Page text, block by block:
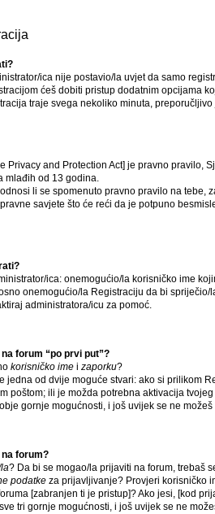
ica nije postavio/la uvjet da samo
ćeš dobiti pristup dodatnim opcijama
traje svega nekoliko minuta,
Privacy and Protection Act] je pravno
mlađih od 13 godina.
li se spomenuto pravno pravilo na tebe,
savjete što će reći da je potpuno
ica: onemogućio/la korisničko ime
onemogućio/la Registraciju da bi
administratora/icu za pomoć.
forum “po prvi put”?
korisničko ime i zaporku?
jedna od dvije moguće stvari: ako si prilikom
poštom; ili je možda potrebna aktivacija
gornje mogućnosti, i još uvijek se ne
forum?
? Da bi se mogao/la prijaviti na forum, trebaš
podatke za prijavljivanje? Provjeri korisničko
[zabranjen ti je pristup]? Ako jesi, [kod
tri gornje mogućnosti, i još uvijek se ne